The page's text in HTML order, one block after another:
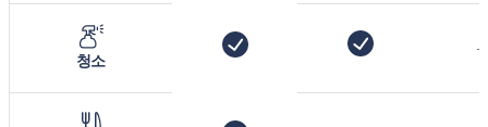
청소